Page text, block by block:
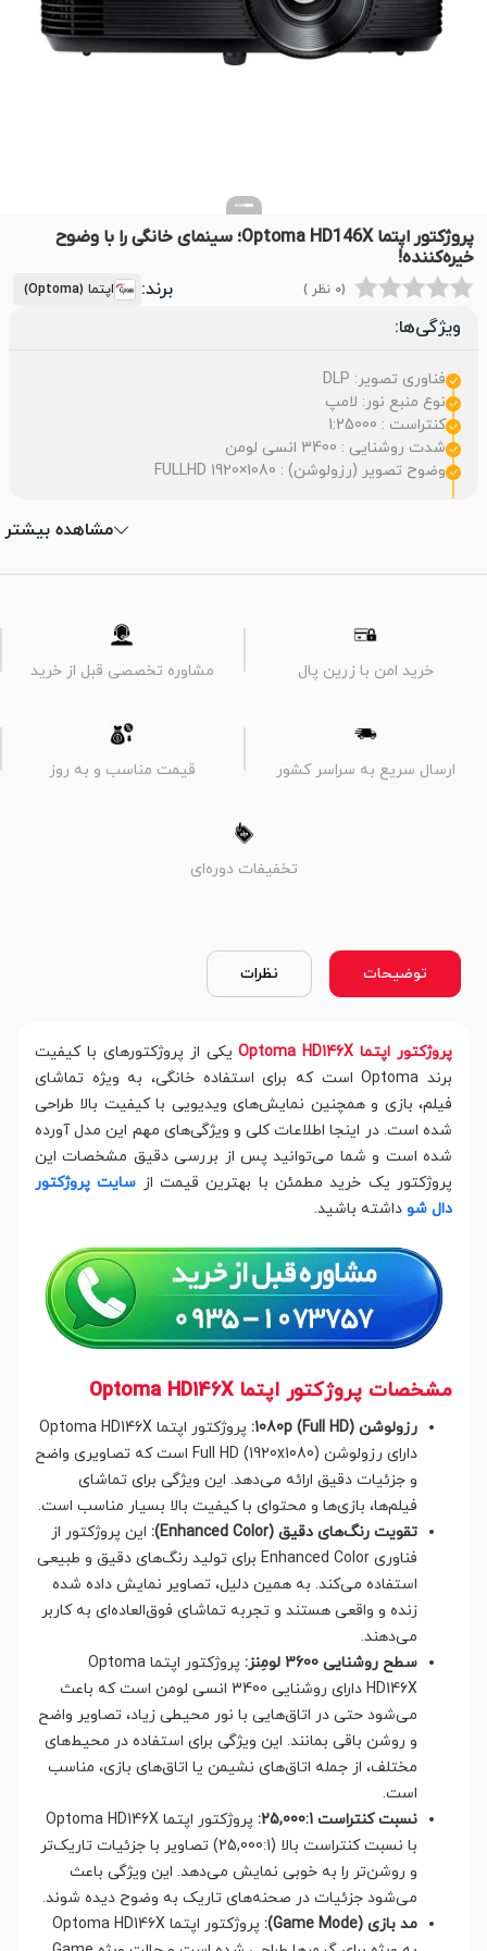
پروژکتور اپتما Optoma HD146X؛ سینمای خانگی را با وضوح
خیره‌کننده!
(0 نظر ) برند: اپتما (Optoma)
ویژگی‌ها:
فناوری تصویر: DLP
نوع منبع نور: لامپ
کنتراست : 1:25000
شدت روشنایی : 3400 انسی لومن
وضوح تصویر (رزولوشن) : FULLHD 1920×1080
مشاهده بیشتر
خرید امن با زرین پال مشاوره تخصصی قبل از خرید
ارسال سریع به سراسر کشور قیمت مناسب و به روز
تخفیفات دوره‌ای
توضیحات نظرات
پروژکتور اپتما Optoma HD146X
یکی از پروژکتورهای با کیفیت
برند Optoma است که برای استفاده خانگی، به ویژه تماشای
فیلم، بازی و همچنین نمایش‌های ویدیویی با کیفیت بالا طراحی
شده است. در اینجا اطلاعات کلی و ویژگی‌های مهم این مدل آورده
شده است و شما می‌توانید پس از بررسی دقیق مشخصات این
پروژکتور یک خرید مطمئن با بهترین قیمت از سایت پروژکتور
دال شو داشته باشید.
مشخصات پروژکتور اپتما Optoma HD146X
رزولوشن 1080p (Full HD):
پروژکتور اپتما Optoma HD146X
دارای رزولوشن Full HD (1920x1080) است که تصاویری واضح
و جزئیات دقیق ارائه می‌دهد. این ویژگی برای تماشای
فیلم‌ها، بازی‌ها و محتوای با کیفیت بالا بسیار مناسب است.
تقویت رنگ‌های دقیق (Enhanced Color):
این پروژکتور از
فناوری Enhanced Color برای تولید رنگ‌های دقیق و طبیعی
استفاده می‌کند. به همین دلیل، تصاویر نمایش داده شده
زنده و واقعی هستند و تجربه تماشای فوق‌العاده‌ای به کاربر
می‌دهند.
سطح روشنایی 3600 لومِنز:
پروژکتور اپتما Optoma
HD146X دارای روشنایی 3400 انسی لومن است که باعث
می‌شود حتی در اتاق‌هایی با نور محیطی زیاد، تصاویر واضح
و روشن باقی بمانند. این ویژگی برای استفاده در محیط‌های
مختلف، از جمله اتاق‌های نشیمن یا اتاق‌های بازی، مناسب
است.
نسبت کنتراست 25,000:1:
پروژکتور اپتما Optoma HD146X
با نسبت کنتراست بالا (25,000:1) تصاویر با جزئیات تاریک‌تر
و روشن‌تر را به خوبی نمایش می‌دهد. این ویژگی باعث
می‌شود جزئیات در صحنه‌های تاریک به وضوح دیده شوند.
مد بازی (Game Mode):
پروژکتور اپتما Optoma HD146X